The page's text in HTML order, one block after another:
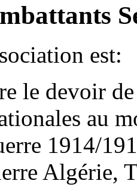
est:
le devoir
au
1914/
Algérie,